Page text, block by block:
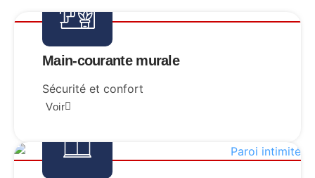
Main-courante murale
Sécurité et confort
Voir